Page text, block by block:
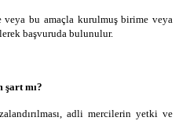
bu amaçla kurulmuş birime veya
başvuruda bulunulur.
şart mı?
adli mercilerin yetki ve